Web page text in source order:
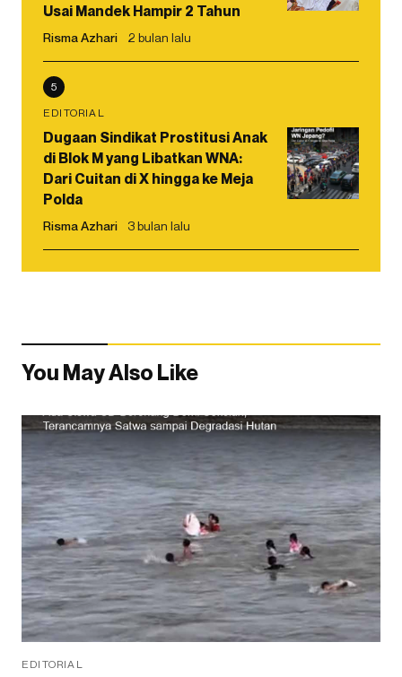
Usai Mandek Hampir 2 Tahun
Risma Azhari 2 bulan lalu
5
EDITORIAL
Dugaan Sindikat Prostitusi Anak
di Blok M yang Libatkan WNA:
Dari Cuitan di X hingga ke Meja
Polda
Risma Azhari 3 bulan lalu
You May Also Like
EDITORIAL